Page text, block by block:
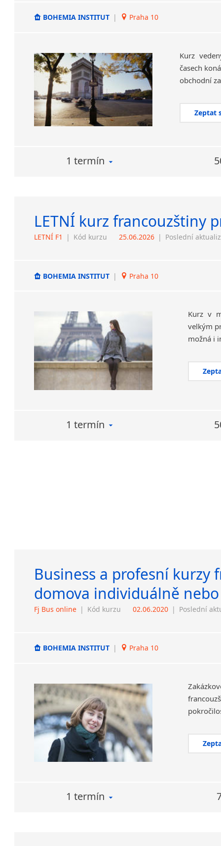
BOHEMIA INSTITUT | Praha 10
Kurz
časech
Zeptat
1 termín
LETNÍ kurz francouzštiny
LETNÍ F1 | Kód kurzu 25.06.2026 | Poslední
BOHEMIA INSTITUT | Praha 10
Kurz v
velkým
1 termín
Business a profesní
domova individuálně
Fj Bus online | Kód kurzu 02.06.2020 | Poslední
BOHEMIA INSTITUT | Praha 10
1 termín